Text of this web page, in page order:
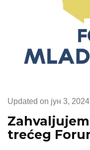
Updated on јун 3, 2024
trećeg